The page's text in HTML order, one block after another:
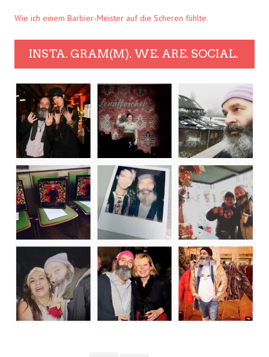
Wie ich einem Barbier-Meister auf die Scheren fühlte.
INSTA. GRAM(M). WE. ARE. SOCIAL.